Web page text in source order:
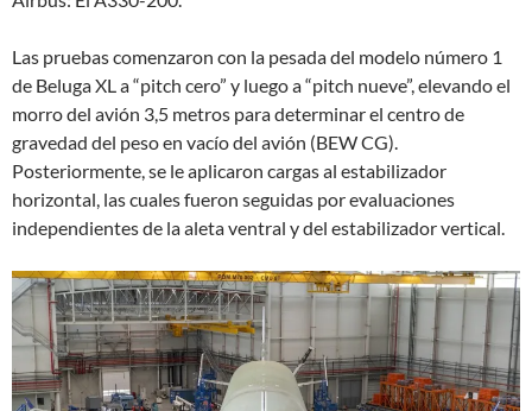
Las pruebas comenzaron con la pesada del modelo número 1
de Beluga XL a “pitch cero” y luego a “pitch nueve”, elevando el
morro del avión 3,5 metros para determinar el centro de
gravedad del peso en vacío del avión (BEW CG).
Posteriormente, se le aplicaron cargas al estabilizador
horizontal, las cuales fueron seguidas por evaluaciones
independientes de la aleta ventral y del estabilizador vertical.